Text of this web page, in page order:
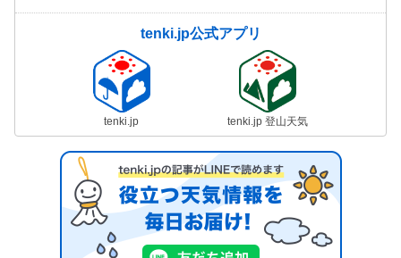
tenki.jp公式アプリ
tenki.jp tenki.jp 登山天気